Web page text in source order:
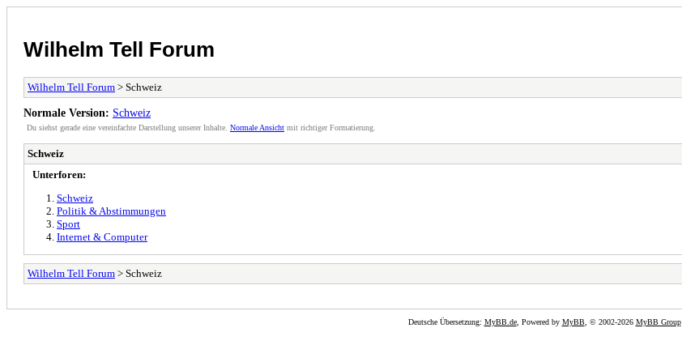
Wilhelm Tell Forum
Wilhelm Tell Forum > Schweiz
Normale Version: Schweiz
Du siehst gerade eine vereinfachte Darstellung unserer Inhalte. Normale Ansicht mit richtiger Formatierung.
Schweiz
Unterforen:
Schweiz
Politik & Abstimmungen
Sport
Internet & Computer
Wilhelm Tell Forum > Schweiz
Deutsche Übersetzung: MyBB.de, Powered by MyBB, © 2002-2026 MyBB Group